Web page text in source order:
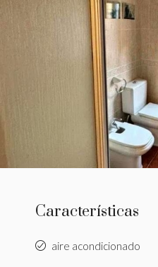
Características
aire acondicionado